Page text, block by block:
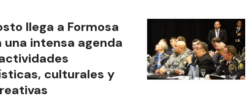
llega a Formosa
una intensa agenda
culturales y